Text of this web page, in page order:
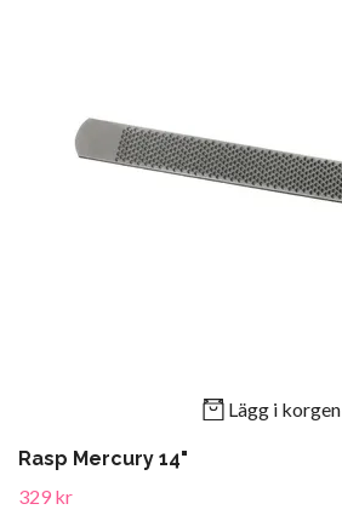
Lägg i korgen
Rasp Mercury 14"
329 kr